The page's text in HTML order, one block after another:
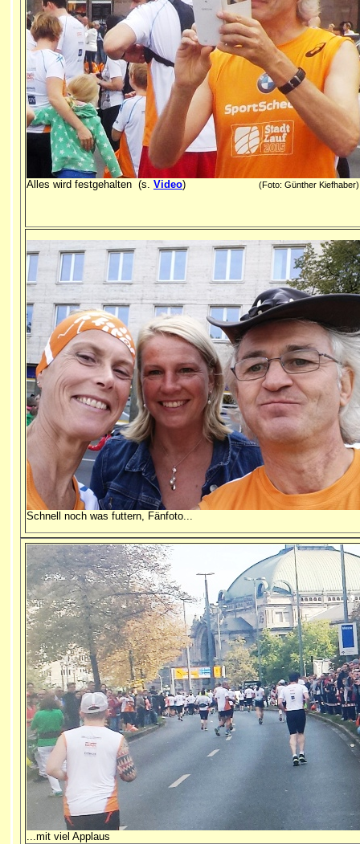
Alles wird festgehalten (s. Video) (Foto: Günther Kiefhaber)
Schnell noch was futtern, Fänfoto...
...mit viel Applaus